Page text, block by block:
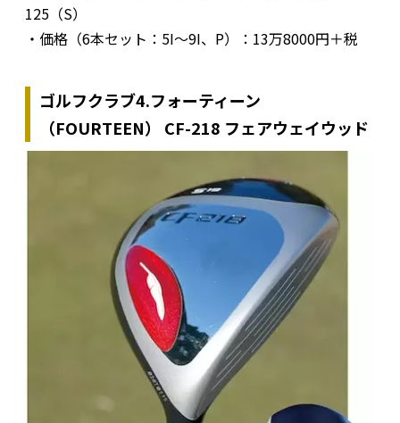
125（S）
・価格（6本セット：5I〜9I、P）：13万8000円＋税
ゴルフクラブ4.フォーティーン
（FOURTEEN） CF-218 フェアウェイウッド